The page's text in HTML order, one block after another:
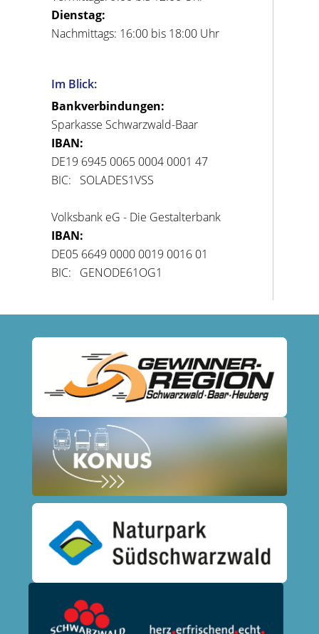
Dienstag:
Nachmittags: 16:00 bis 18:00 Uhr
Im Blick:
Bankverbindungen:
Sparkasse Schwarzwald-Baar
IBAN:
DE19 6945 0065 0004 0001 47
BIC: SOLADES1VSS
Volksbank eG - Die Gestalterbank
IBAN:
DE05 6649 0000 0019 0016 01
BIC: GENODE61OG1